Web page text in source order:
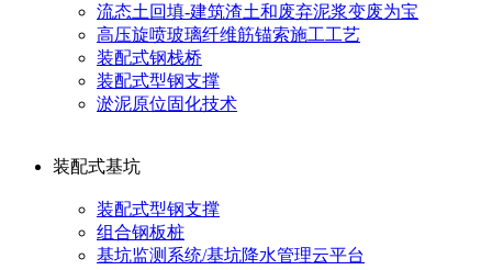
流态土回填-建筑渣土和废弃泥浆变废为宝
高压旋喷玻璃纤维筋锚索施工工艺
装配式钢栈桥
装配式型钢支撑
淤泥原位固化技术
装配式基坑
装配式型钢支撑
组合钢板桩
基坑监测系统/基坑降水管理云平台